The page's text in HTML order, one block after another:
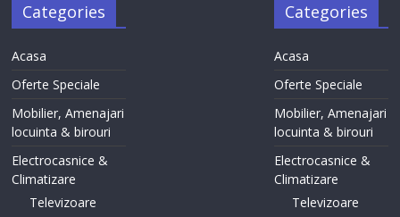
Categories
Acasa
Oferte Speciale
Mobilier, Amenajari
locuinta & birouri
Electrocasnice &
Climatizare
Televizoare
Categories
Acasa
Oferte Speciale
Mobilier, Amenajari
locuinta & birouri
Electrocasnice &
Climatizare
Televizoare